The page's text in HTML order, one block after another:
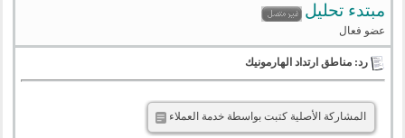
مبتدء تحليل
عضو فعال
رد: مناطق ارتداد الهارمونيك
المشاركة الأصلية كتبت بواسطة خدمة العملاء